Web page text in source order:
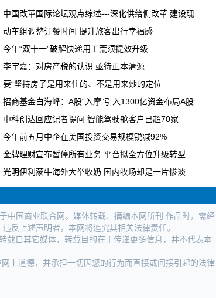
中国改革国际论坛观点综述---深化供给侧改革 建设现代化经济体系
动车组调整订餐时间 提升旅客出行幸福感
今年“双十一”破解快递用工荒须提效升级
李宇嘉：对房产税的认识 亟待正本清源
要“坚持房子是用来住的、不是用来炒的定位
招商基金白海峰：A股“入摩”引入1300亿资金布局A股
中科创达回应记者提问 智能驾驶舱客户已超70家
今年前五月中企在美国投资交易规模锐减92%
金牌理财宣布暂停所有业务 平台拟全方位升级转型
光明伊利蒙牛海外大举收奶 国内牧场却是一片惨淡
中国商业联合网。媒体转载、摘编本网所刊 作品时，需经
反上述声明者，本网将追究其相关法律责任。
载自其它媒体，转载目的在于传递更多信息，并不代表本
上道德，并承担一切因您的行为而直接或间接引起的法律